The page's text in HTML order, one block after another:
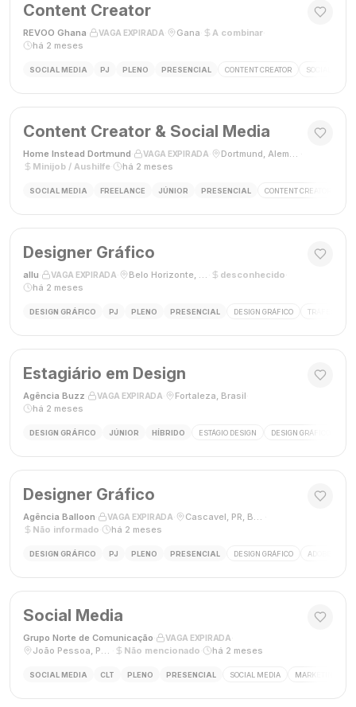
Content Creator
REVOO Ghana VAGA EXPIRADA Gana A combinar·
há 2 meses
SOCIAL MEDIA PJ PLENO PRESENCIAL CONTENT CREATOR SOCIAL MEDIA
Content Creator & Social Media
Home Instead Dortmund VAGA EXPIRADA Dortmund, Alemanha
Minijob / Aushilfe
há 2 meses
SOCIAL MEDIA FREELANCE JÚNIOR PRESENCIAL CONTENT CREATOR
Designer Gráfico
allu VAGA EXPIRADA Belo Horizonte, MG, Brasil desconhecido
há 2 meses
DESIGN GRÁFICO PJ PLENO PRESENCIAL DESIGN GRÁFICO TRÁFEGO
Estagiário em Design
Agência Buzz VAGA EXPIRADA Fortaleza, Brasil
há 2 meses
DESIGN GRÁFICO JÚNIOR HÍBRIDO ESTÁGIO DESIGN DESIGN GRÁFICO
Designer Gráfico
Agência Balloon VAGA EXPIRADA Cascavel, PR, Brasil
Não informado
há 2 meses
DESIGN GRÁFICO PJ PLENO PRESENCIAL DESIGN GRÁFICO ADOBE
Social Media
Grupo Norte de Comunicação VAGA EXPIRADA
João Pessoa, Paraíba, Brasil
Não mencionado há 2 meses
SOCIAL MEDIA CLT PLENO PRESENCIAL SOCIAL MEDIA MARKETING